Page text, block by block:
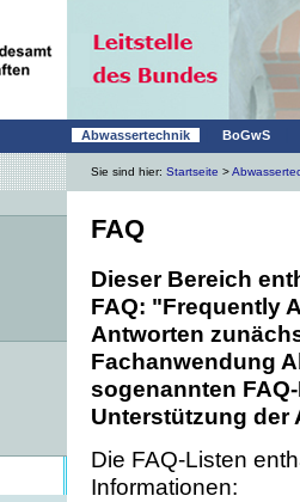
Abwassertechnik BoGwS
Sie sind hier: Startseite >
FAQ
Dieser Bereich
FAQ: "Frequently
Antworten
Fachanwendung
sogenannten
Unterstützung der
Die FAQ-Listen
Informationen: